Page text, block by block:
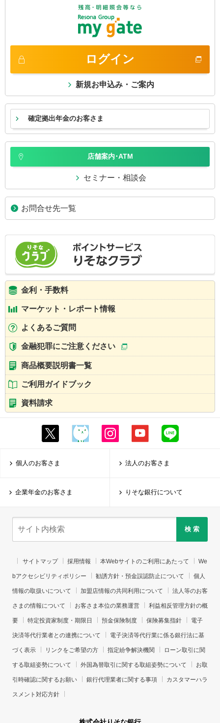
ログイン
新規お申込み・ご案内
確定拠出年金のお客さま
店舗案内･ATM
セミナー・相談会
お問合せ先一覧
金利・手数料
マーケット・レポート情報
よくあるご質問
金融犯罪にご注意ください
商品概要説明書一覧
ご利用ガイドブック
資料請求
個人のお客さま 法人のお客さま
企業年金のお客さま りそな銀行について
検 索
サイトマップ 採用情報 本Webサイトのご利用にあたって We
bアクセシビリティポリシー 勧誘方針・預金誤認防止について 個人
情報の取扱いについて 加盟店情報の共同利用について 法人等のお客
さまの情報について お客さま本位の業務運営 利益相反管理方針の概
要 特定投資家制度・期限日 預金保険制度 保険募集指針 電子
決済等代行業者との連携について 電子決済等代行業に係る銀行法に基
づく表示 リンクをご希望の方 指定紛争解決機関 ローン取引に関
する取組姿勢について 外国為替取引に関する取組姿勢について お取
引時確認に関するお願い 銀行代理業者に関する事項 カスタマーハラ
スメント対応方針